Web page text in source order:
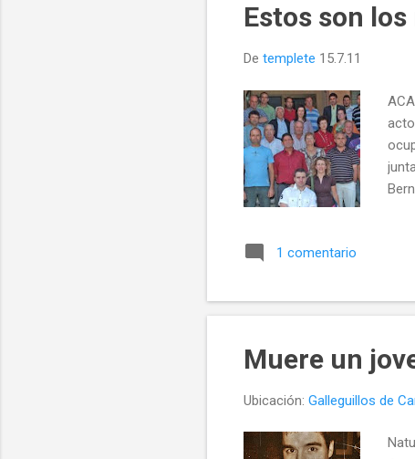
Estos son
De templete 15.7.11
de
1 comentario
Muere un
Ubicación: Galleguillos de